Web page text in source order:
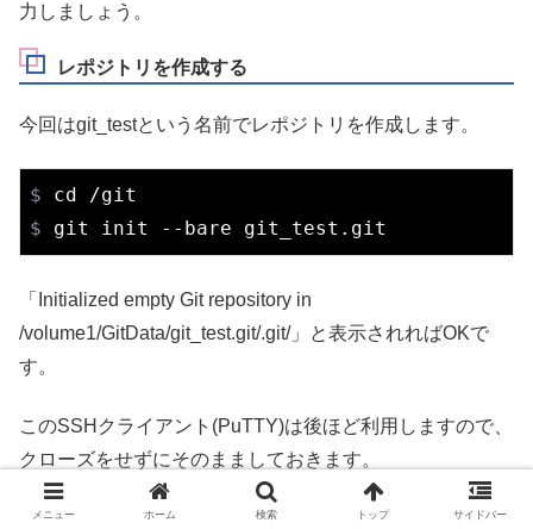
力しましょう。
レポジトリを作成する
今回はgit_testという名前でレポジトリを作成します。
$ cd
/git
$ git init --bare git_test.git
「Initialized empty Git repository in
/volume1/GitData/git_test.git/.git/」と表示されればOKで
す。
このSSHクライアント(PuTTY)は後ほど利用しますので、
クローズをせずにそのまましておきます。
メニュー ホーム 検索 トップ サイドバー